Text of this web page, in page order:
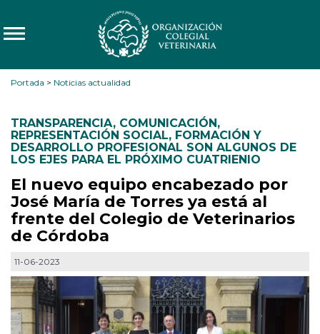
Portada > Noticias actualidad
TRANSPARENCIA, COMUNICACIÓN,
REPRESENTACIÓN SOCIAL, FORMACIÓN Y
DESARROLLO PROFESIONAL SON ALGUNOS DE
LOS EJES PARA EL PRÓXIMO CUATRIENIO
El nuevo equipo encabezado por
José María de Torres ya está al
frente del Colegio de Veterinarios
de Córdoba
11-06-2023